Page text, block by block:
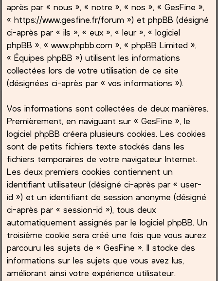
après par « nous », « notre », « nos », « GesFine »,
« https://www.gesfine.fr/forum ») et phpBB (désigné
ci-après par « ils », « eux », « leur », « logiciel
phpBB », « www.phpbb.com », « phpBB Limited »,
« Équipes phpBB ») utilisent les informations
collectées lors de votre utilisation de ce site
(désignées ci-après par « vos informations »).
Vos informations sont collectées de deux manières.
Premièrement, en naviguant sur « GesFine », le
logiciel phpBB créera plusieurs cookies. Les cookies
sont de petits fichiers texte stockés dans les
fichiers temporaires de votre navigateur Internet.
Les deux premiers cookies contiennent un
identifiant utilisateur (désigné ci-après par « user-
id ») et un identifiant de session anonyme (désigné
ci-après par « session-id »), tous deux
automatiquement assignés par le logiciel phpBB. Un
troisième cookie sera créé une fois que vous aurez
parcouru les sujets de « GesFine ». Il stocke des
informations sur les sujets que vous avez lus,
améliorant ainsi votre expérience utilisateur.